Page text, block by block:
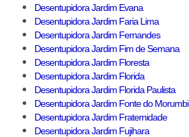
Desentupidora Jardim Evana
Desentupidora Jardim Faria Lima
Desentupidora Jardim Fernandes
Desentupidora Jardim Fim de Semana
Desentupidora Jardim Floresta
Desentupidora Jardim Florida
Desentupidora Jardim Florida Paulista
Desentupidora Jardim Fonte do Morumbi
Desentupidora Jardim Fraternidade
Desentupidora Jardim Fujihara